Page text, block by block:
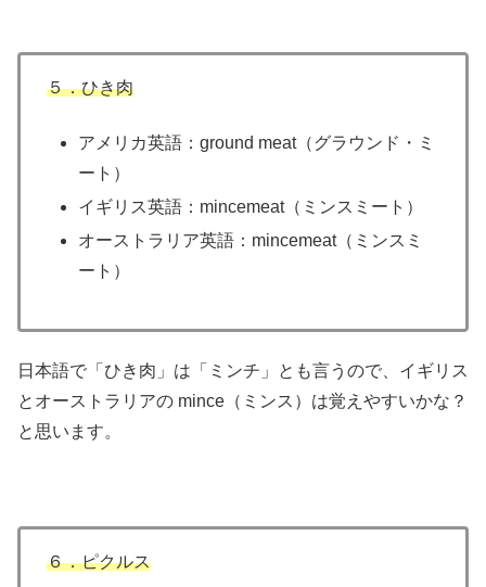
５．ひき肉
アメリカ英語：ground meat（グラウンド・ミ
ート）
イギリス英語：mincemeat（ミンスミート）
オーストラリア英語：mincemeat（ミンスミ
ート）
日本語で「ひき肉」は「ミンチ」とも言うので、イギリス
とオーストラリアの mince（ミンス）は覚えやすいかな？
と思います。
６．ピクルス